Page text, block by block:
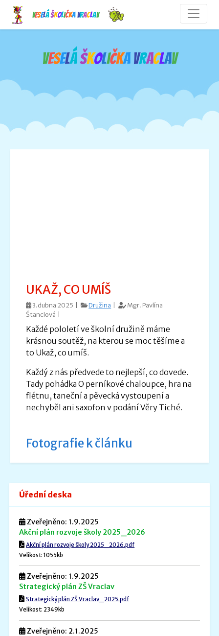
Veselá školička Vraclav
Veseláškolička Vraclav
UKAŽ, CO UMÍŠ
3.dubna 2025 | Družina |
Mgr. Pavlína
Štanclová |
Každé pololetí ve školní družině máme
krásnou soutěž, na kterou se moc těšíme a
to Ukaž, co umíš.
Každý z nás předvede to nejlepší, co dovede.
Tady pohádka O perníkové chaloupce, hra na
flétnu, taneční a pěvecká vystoupení a
nechyběl ani saxofon v podání Věry Tiché.
Fotografie k článku
Úřední deska
Zveřejněno: 1.9.2025
Akční plán rozvoje školy 2025_2026
Akční plán rozvoje školy 2025_2026.pdf
Velikost: 1055kb
Zveřejněno: 1.9.2025
Strategický plán ZŠ Vraclav
Strategický plán ZŠ Vraclav_2025.pdf
Velikost: 2349kb
Zveřejněno: 2.1.2025